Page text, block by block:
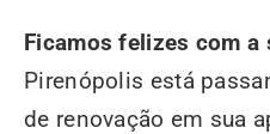
Ficamos felizes com a
Pirenópolis está
de renovação em sua